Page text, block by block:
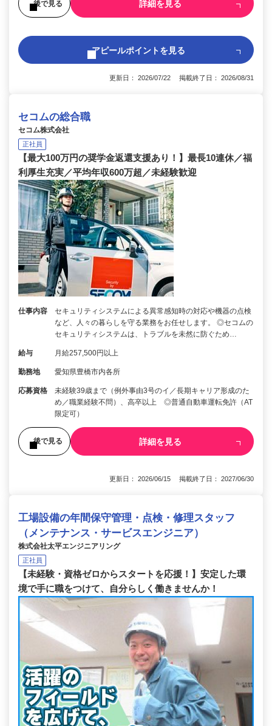
後で見る 詳細を見る
アピールポイントを見る
更新日： 2026/07/22 掲載終了日： 2026/08/31
セコムの総合職
セコム株式会社
正社員
【最大100万円の奨学金返還支援あり！】最長10連休／福
利厚生充実／平均年収600万超／未経験歓迎
仕事内容
セキュリティシステムによる異常感知時の対応や機器の点検
など、人々の暮らしを守る業務をお任せします。 ◎セコムの
セキュリティシステムは、トラブルを未然に防ぐため…
給与 月給257,500円以上
勤務地 愛知県豊橋市内各所
応募資格
未経験39歳まで（例外事由3号のイ／長期キャリア形成のた
め／職業経験不問）、高卒以上 ◎普通自動車運転免許（AT
限定可）
後で見る 詳細を見る
更新日： 2026/06/15 掲載終了日： 2027/06/30
工場設備の年間保守管理・点検・修理スタッフ
（メンテナンス・サービスエンジニア）
株式会社太平エンジニアリング
正社員
【未経験・資格ゼロからスタートを応援！】安定した環
境で手に職をつけて、自分らしく働きませんか！